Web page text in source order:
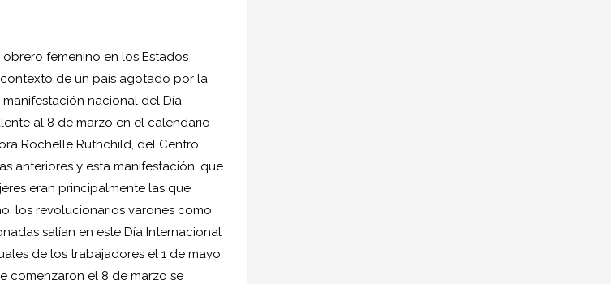
femenino en los Estados
contexto de un país agotado por la
nacional del Día
al 8 de marzo en el calendario
Rochelle Ruthchild, del Centro
anteriores y esta manifestación, que
eran principalmente las que
los revolucionarios varones como
salían en este Día Internacional
de los trabajadores el 1 de mayo.
comenzaron el 8 de marzo se